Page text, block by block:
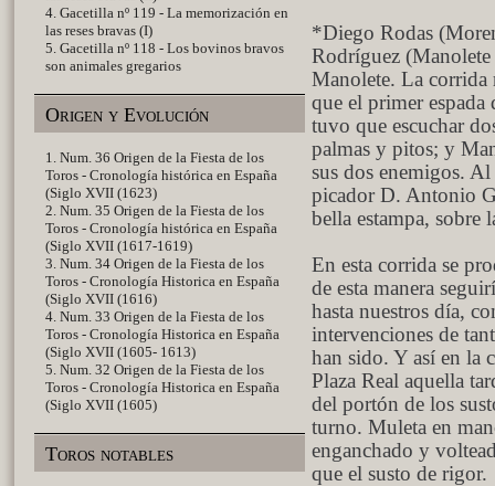
4. Gacetilla nº 119 - La memorización en
las reses bravas (I)
5. Gacetilla nº 118 - Los bovinos bravos
son animales gregarios
Origen y Evolución
1. Num. 36 Origen de la Fiesta de los
Toros - Cronología histórica en España
(Siglo XVII (1623)
2. Num. 35 Origen de la Fiesta de los
Toros - Cronología histórica en España
(Siglo XVII (1617-1619)
3. Num. 34 Origen de la Fiesta de los
Toros - Cronología Historica en España
(Siglo XVII (1616)
4. Num. 33 Origen de la Fiesta de los
Toros - Cronología Historica en España
(Siglo XVII (1605- 1613)
5. Num. 32 Origen de la Fiesta de los
Toros - Cronología Historica en España
(Siglo XVII (1605)
Toros notables
*Diego Rodas
Rodríguez
Manolete. La corrida
que el primer
tuvo que escuchar
palmas y pitos; y
sus dos enemigos.
picador D. Antonio
bella estampa, sobre
En esta corrida se
de esta manera
hasta nuestros día,
intervenciones de
han sido. Y así en la
Plaza Real aquella
del portón de los
turno. Muleta en
enganchado y
que el susto de rigor.